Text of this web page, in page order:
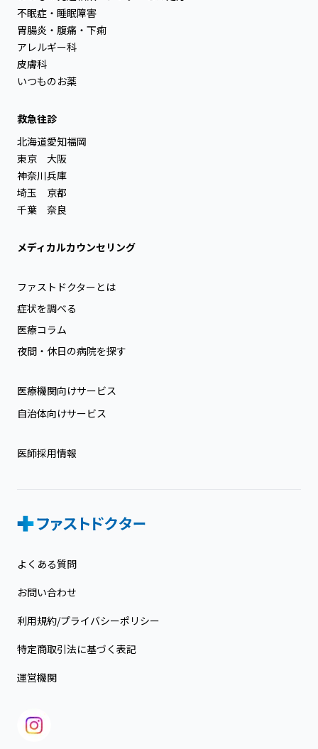
不眠症・睡眠障害
胃腸炎・腹痛・下痢
アレルギー科
皮膚科
いつものお薬
救急往診
北海道
東京
神奈川
埼玉
千葉
愛知
大阪
兵庫
京都
奈良
福岡
メディカルカウンセリング
ファストドクターとは
症状を調べる
医療コラム
夜間・休日の病院を探す
医療機関向けサービス
自治体向けサービス
医師採用情報
よくある質問
お問い合わせ
利用規約/プライバシーポリシー
特定商取引法に基づく表記
運営機関